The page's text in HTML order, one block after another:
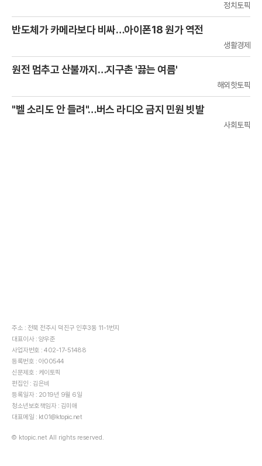
정치토픽
반도체가 카메라보다 비싸…아이폰18 원가 역전
생활경제
원전 멈추고 산불까지…지구촌 '끓는 여름'
해외핫토픽
"벨 소리도 안 들려"…버스 라디오 금지 민원 빗발
사회토픽
주소 : 전북 전주시 덕진구 인후3동 11-1번지
대표이사 : 양우준
사업자번호 : 402-17-51488
등록번호 : 아00544
신문제호 : 케이토픽
편집인 : 김은비
등록일자 : 2019년 9월 6일
청소년보호책임자 : 김미애
대표메일 : kt01@ktopic.net
© ktopic.net All rights reserved.